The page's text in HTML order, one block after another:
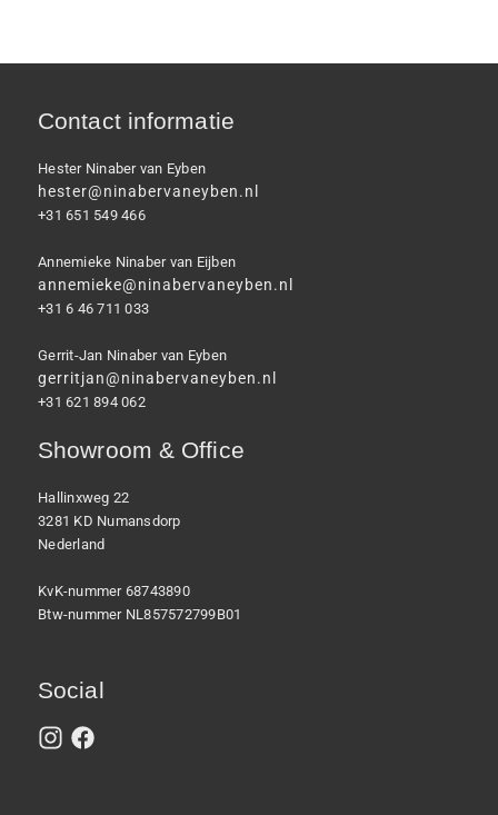
Contact informatie
Hester Ninaber van Eyben
hester@ninabervaneyben.nl
+31 651 549 466
Annemieke Ninaber van Eijben
annemieke@ninabervaneyben.nl
+31 6 46 711 033
Gerrit-Jan Ninaber van Eyben
gerritjan@ninabervaneyben.nl
+31 621 894 062
Showroom & Office
Hallinxweg 22
3281 KD Numansdorp
Nederland
KvK-nummer 68743890
Btw-nummer NL857572799B01
Social